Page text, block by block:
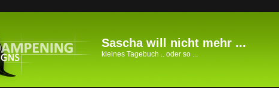
Sascha will nicht mehr ...
kleines Tagebuch .. oder so ...